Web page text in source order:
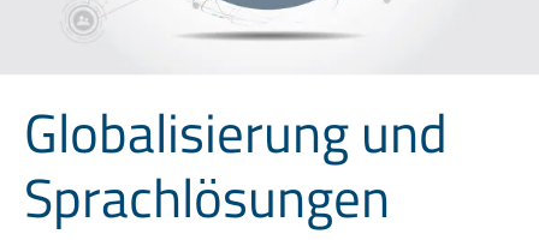
Globalisierung und
Sprachlösungen